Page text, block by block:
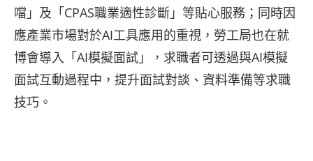
噹」及「CPAS職業適性診斷」等貼心服務；同時因
應產業市場對於AI工具應用的重視，勞工局也在就
博會導入「AI模擬面試」，求職者可透過與AI模擬
面試互動過程中，提升面試對談、資料準備等求職
技巧。